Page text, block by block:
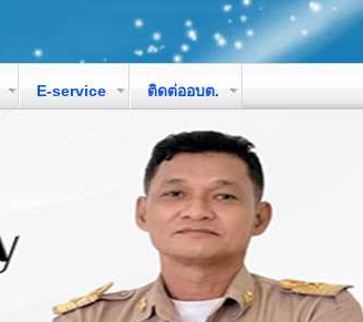
E-service ติดต่ออบต.